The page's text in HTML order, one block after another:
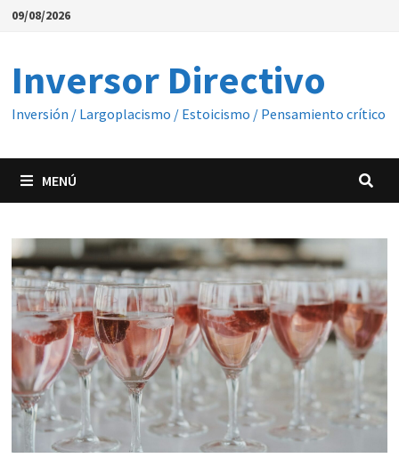
Saltar
09/08/2026
Inversor Directivo
Inversión / Largoplacismo / Estoicismo / Pensamiento crítico
MENÚ